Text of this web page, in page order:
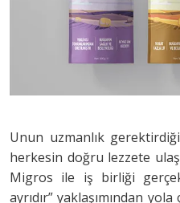
Unun uzmanlık
herkesin doğru lezzete
Migros ile iş birliği
ayrıdır” yaklaşımından